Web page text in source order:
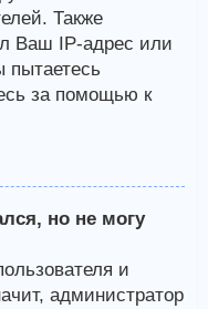
Также
Ваш IP-адрес или
пытаетесь
за помощью к
но не могу
и
администратор